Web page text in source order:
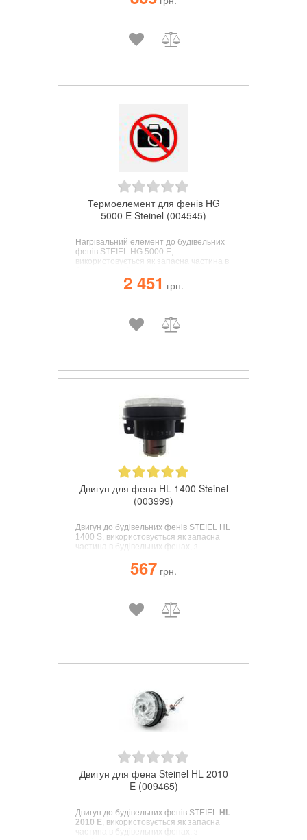
Термоелемент для фенів HG
5000 E Steinel (004545)
Нагрівальний елемент до будівельних
фенів STEIEL HG 5000 E,
використовується як запасна частина в
встановлюється замість вийшовшого з
ладу елемента.2 451 грн.
Двигун для фена HL 1400 Steinel
(003999)
Двигун до будівельних фенів STEIEL HL
1400 S, використовується як запасна
частина в будівельних фенах, з
вийшовшого з ладу елемента.
567 грн.
Двигун для фена Steinel HL 2010
E (009465)
Двигун до будівельних фенів STEIEL HL
2010 E, використовується як запасна
частина в будівельних фенах, з